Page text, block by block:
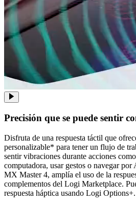
Precisión que se puede sentir
Disfruta de una respuesta táctil que
personalizable* para tener un flujo de
sentir vibraciones durante acciones
computadora, usar gestos o navegar
MX Master 4, amplía el uso de la
complementos del Logi Marketplace.
respuesta háptica usando Logi Options+.